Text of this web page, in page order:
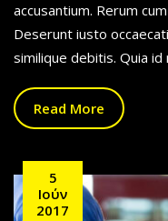
accusantium. Rerum
Deserunt iusto
similique debitis. Quia
Read More
5
Ιούν
2017